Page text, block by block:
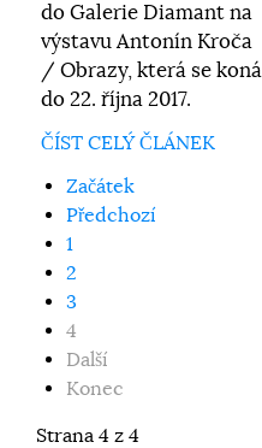
do Galerie Diamant na
výstavu Antonín Kroča
/ Obrazy, která se koná
do 22. října 2017.
ČÍST CELÝ ČLÁNEK
Začátek
Předchozí
1
2
3
4
Další
Konec
Strana 4 z 4